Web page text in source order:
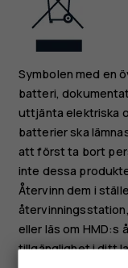
Symbolen med en
batteri,
uttjänta elektriska
batterier ska
att först ta bort
inte dessa
Återvinn dem i
eller läs om HMD:s
tillgänglighet i ditt